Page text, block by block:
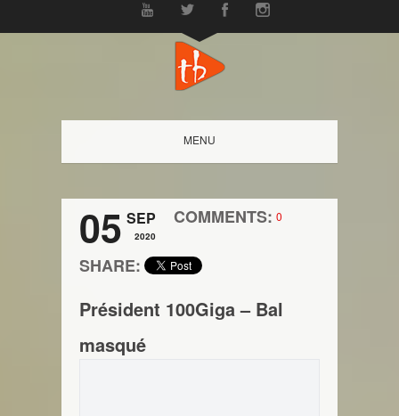
MENU
05 SEP
2020
COMMENTS: 0
SHARE:
Président 100Giga – Bal
masqué